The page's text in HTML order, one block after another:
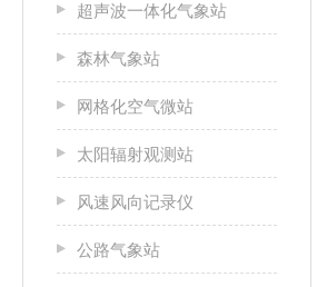
超声波一体化气象站
森林气象站
网格化空气微站
太阳辐射观测站
风速风向记录仪
公路气象站